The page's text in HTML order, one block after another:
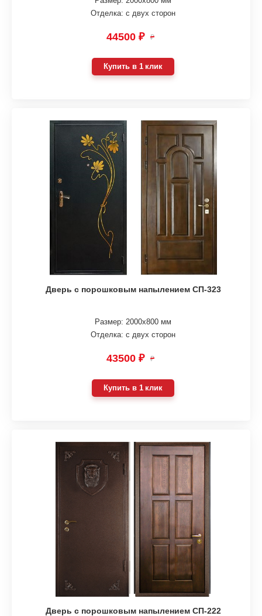
Отделка: с двух сторон
44500 ₽ ₽
Купить в 1 клик
Дверь с порошковым напылением СП-323
Размер: 2000х800 мм
Отделка: с двух сторон
43500 ₽ ₽
Купить в 1 клик
Дверь с порошковым напылением СП-222